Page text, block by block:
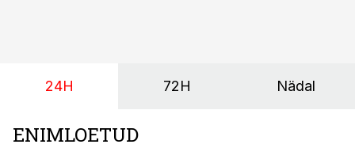
24H 72H Nädal
ENIMLOETUD